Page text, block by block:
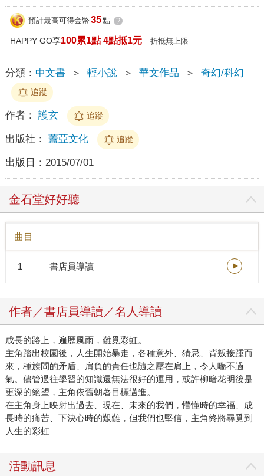
預計最高可得金幣 35點 ?
HAPPY GO享100累1點 4點抵1元 折抵無上限
分類： 中文書 ＞ 輕小說 ＞ 華文作品 ＞ 奇幻/科幻
追蹤
作者： 護玄 追蹤
出版社： 蓋亞文化 追蹤
出版日： 2015/07/01
金石堂好好聽
曲目
1 書店員導讀
作者／書店員導讀／名人導讀
成長的路上，遍歷風雨，難覓彩虹。
主角踏出校園後，人生開始暴走，各種意外、猜忌、背叛接踵而
來，種族間的矛盾、肩負的責任也隨之壓在肩上，令人喘不過
氣。儘管過往學習的知識還無法很好的運用，或許柳暗花明後是
更深的絕望，主角依舊朝著目標邁進。
在主角身上映射出過去、現在、未來的我們，懵懂時的幸福、成
長時的痛苦、下決心時的艱難，但我們也堅信，主角終將尋覓到
人生的彩虹
活動訊息